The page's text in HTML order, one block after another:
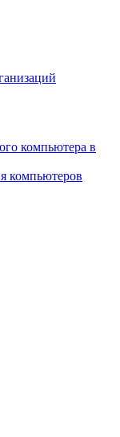
компьютера в
компьютеров